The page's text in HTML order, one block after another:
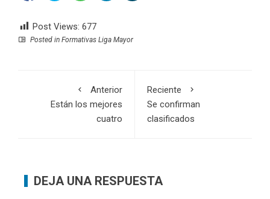
Post Views: 677
Posted in Formativas Liga Mayor
Anterior
Están los mejores
cuatro
Reciente
Se confirman
clasificados
DEJA UNA RESPUESTA